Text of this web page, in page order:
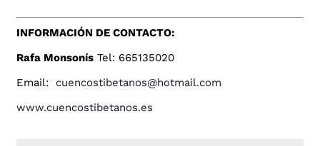
INFORMACIÓN DE CONTACTO:
Rafa MonsonísTel: 665135020
Email: cuencostibetanos@hotmail.com
www.cuencostibetanos.es